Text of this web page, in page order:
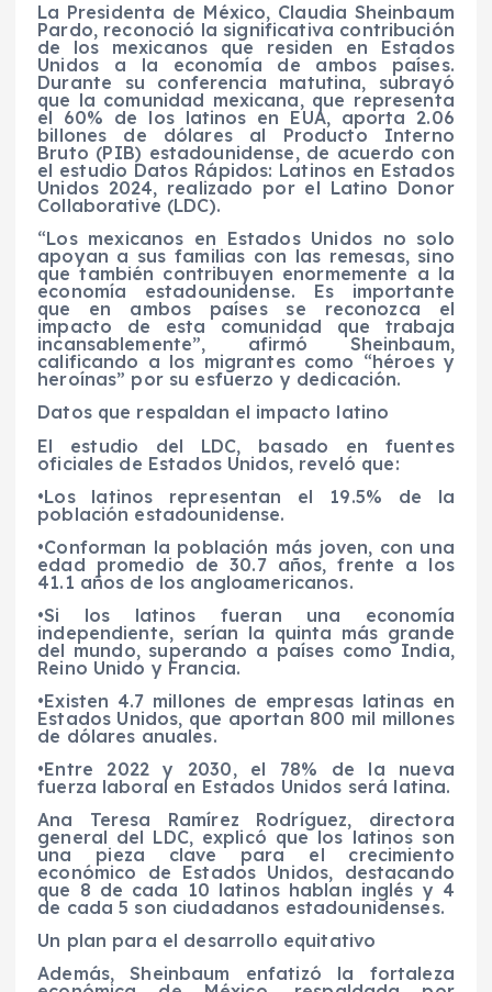
La Presidenta de México, Claudia Sheinbaum
Pardo, reconoció la significativa contribución
de los mexicanos que residen en Estados
Unidos a la economía de ambos países.
Durante su conferencia matutina, subrayó
que la comunidad mexicana, que representa
el 60% de los latinos en EUA, aporta 2.06
billones de dólares al Producto Interno
Bruto (PIB) estadounidense, de acuerdo con
el estudio Datos Rápidos: Latinos en Estados
Unidos 2024, realizado por el Latino Donor
Collaborative (LDC).
“Los mexicanos en Estados Unidos no solo
apoyan a sus familias con las remesas, sino
que también contribuyen enormemente a la
economía estadounidense. Es importante
que en ambos países se reconozca el
impacto de esta comunidad que trabaja
incansablemente”, afirmó Sheinbaum,
calificando a los migrantes como “héroes y
heroínas” por su esfuerzo y dedicación.
Datos que respaldan el impacto latino
El estudio del LDC, basado en fuentes
oficiales de Estados Unidos, reveló que:
•Los latinos representan el 19.5% de la
población estadounidense.
•Conforman la población más joven, con una
edad promedio de 30.7 años, frente a los
41.1 años de los angloamericanos.
•Si los latinos fueran una economía
independiente, serían la quinta más grande
del mundo, superando a países como India,
Reino Unido y Francia.
•Existen 4.7 millones de empresas latinas en
Estados Unidos, que aportan 800 mil millones
de dólares anuales.
•Entre 2022 y 2030, el 78% de la nueva
fuerza laboral en Estados Unidos será latina.
Ana Teresa Ramírez Rodríguez, directora
general del LDC, explicó que los latinos son
una pieza clave para el crecimiento
económico de Estados Unidos, destacando
que 8 de cada 10 latinos hablan inglés y 4
de cada 5 son ciudadanos estadounidenses.
Un plan para el desarrollo equitativo
Además, Sheinbaum enfatizó la fortaleza